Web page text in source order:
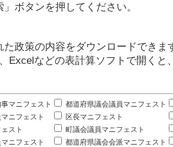
ボタンを押してください。
政策の内容をダウンロードできま
Excelなどの表計算ソフトで開くと
マニフェスト 都道府県議会議員マニフェスト
ニフェスト
区長マニフェスト
スト
町議会議員マニフェスト
ニフェスト
都道府県議会会派マニフェスト